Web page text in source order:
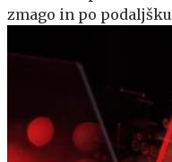
zmago in po